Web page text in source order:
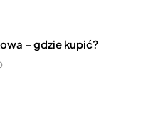
– gdzie kupić?